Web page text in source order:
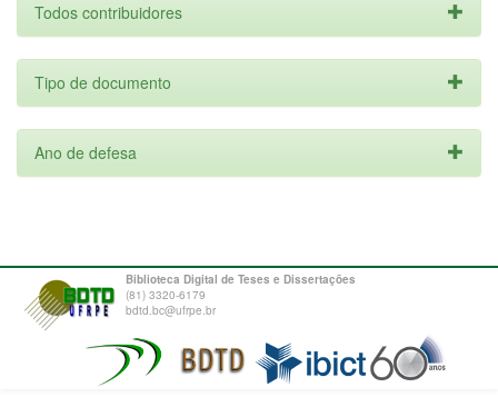
Todos contribuidores
Tipo de documento
Ano de defesa
Biblioteca Digital de Teses e Dissertações
(81) 3320-6179
bdtd.bc@ufrpe.br